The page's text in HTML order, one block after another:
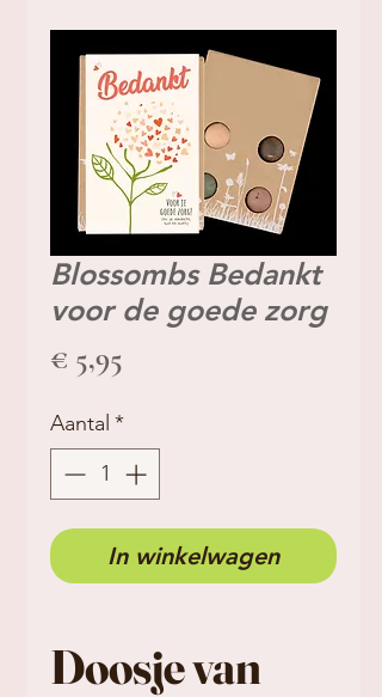
Blossombs Bedankt
voor de goede zorg
€ 5,95
Aantal *
In winkelwagen
Doosje van